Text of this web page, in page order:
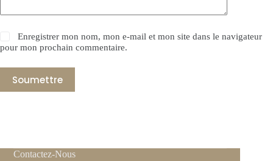
Enregistrer mon nom, mon e-mail et mon site dans le navigateur
pour mon prochain commentaire.
Soumettre
Contactez-Nous